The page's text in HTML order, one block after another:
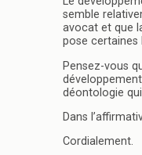
semble
avocat et que
pose certaines
Pensez-vous
déontologie
Dans
Cordialement.